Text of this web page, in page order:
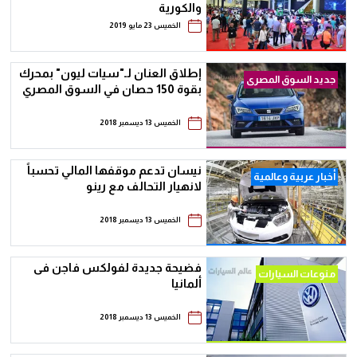
والكورية
الخميس 23 مايو 2019
جديد السوق المصرى
إطلاق العنان لـ"سيات ليون" بمحرك
بقوة 150 حصان في السوق المصري
الخميس 13 ديسمبر 2018
أخبار عربية وعالمية
نيسان تدعم موقفها المالي تحسباً
لانهيار التحالف مع رينو
الخميس 13 ديسمبر 2018
منوعات السيارات
فضيحة جديدة لفولكس فاجن فى
ألمانيا
الخميس 13 ديسمبر 2018